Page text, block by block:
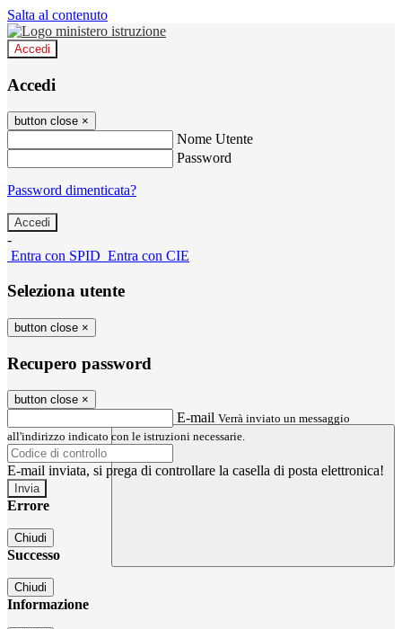
Salta al contenuto
Accedi
Accedi
button close ×
Nome Utente
Password
Password dimenticata?
-
Entra con SPID Entra con CIE
Seleziona utente
button close ×
Recupero password
button close ×
E-mail Verrà inviato un messaggio
all'indirizzo indicato con le istruzioni necessarie.
E-mail inviata, si prega di controllare la casella di posta elettronica!
Errore
Chiudi
Successo
Chiudi
Informazione